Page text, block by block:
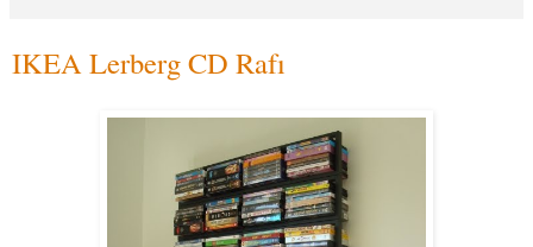
IKEA Lerberg CD Rafı